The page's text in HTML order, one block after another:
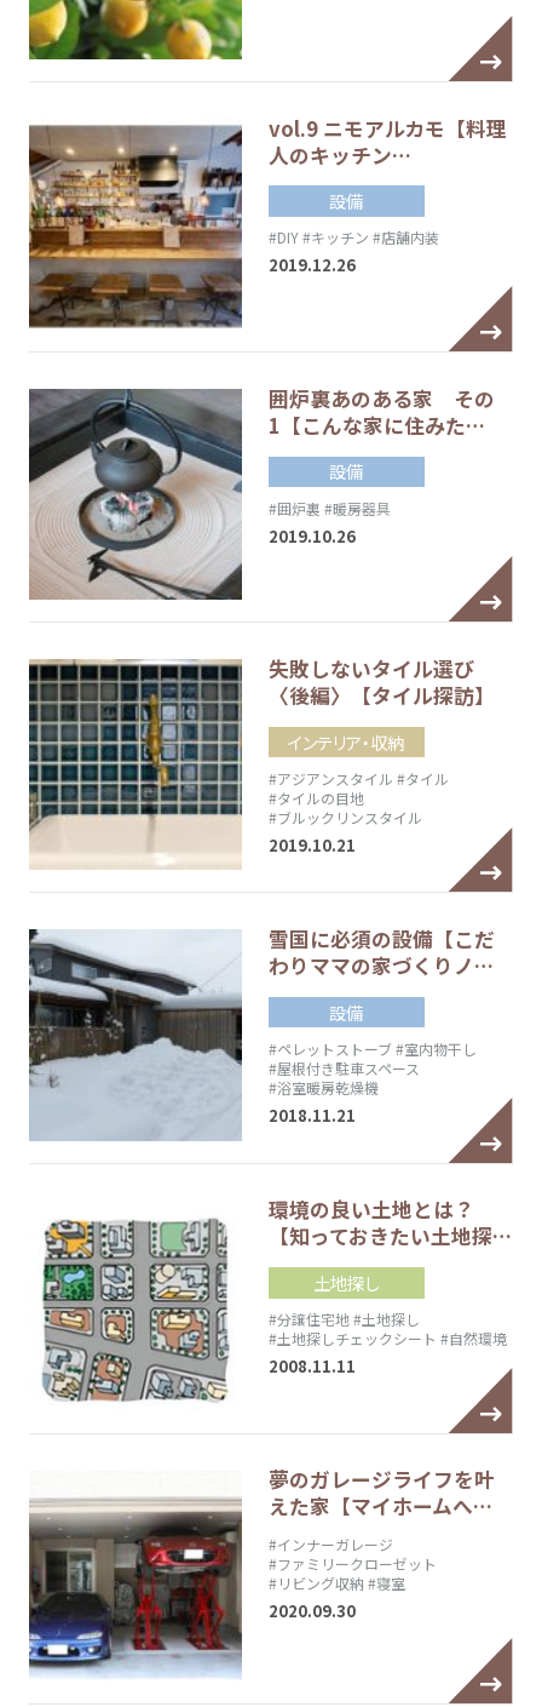
vol.9 ニモアルカモ【料理
人のキッチン…
設備
#DIY#キッチン #店舗内装
2019.12.26
囲炉裏あのある家 その
1【こんな家に住みた…
設備
#囲炉裏 #暖房器具
2019.10.26
失敗しないタイル選び
〈後編〉【タイル探訪】
インテリア・収納
#アジアンスタイル #タイル
#タイルの目地
#ブルックリンスタイル
2019.10.21
雪国に必須の設備【こだ
わりママの家づくりノ…
設備
#ペレットストーブ#室内物干し
#屋根付き駐車スペース
#浴室暖房乾燥機
2018.11.21
環境の良い土地とは？
【知っておきたい土地探…
土地探し
#分譲住宅地#土地探し
#土地探しチェックシート #自然環境
2008.11.11
夢のガレージライフを叶
えた家【マイホームへ…
#インナーガレージ
#ファミリークローゼット
#リビング収納 #寝室
2020.09.30